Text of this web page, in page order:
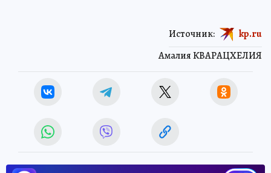
Амалия КВАРАЦХЕЛИЯ
Источник: kp.ru